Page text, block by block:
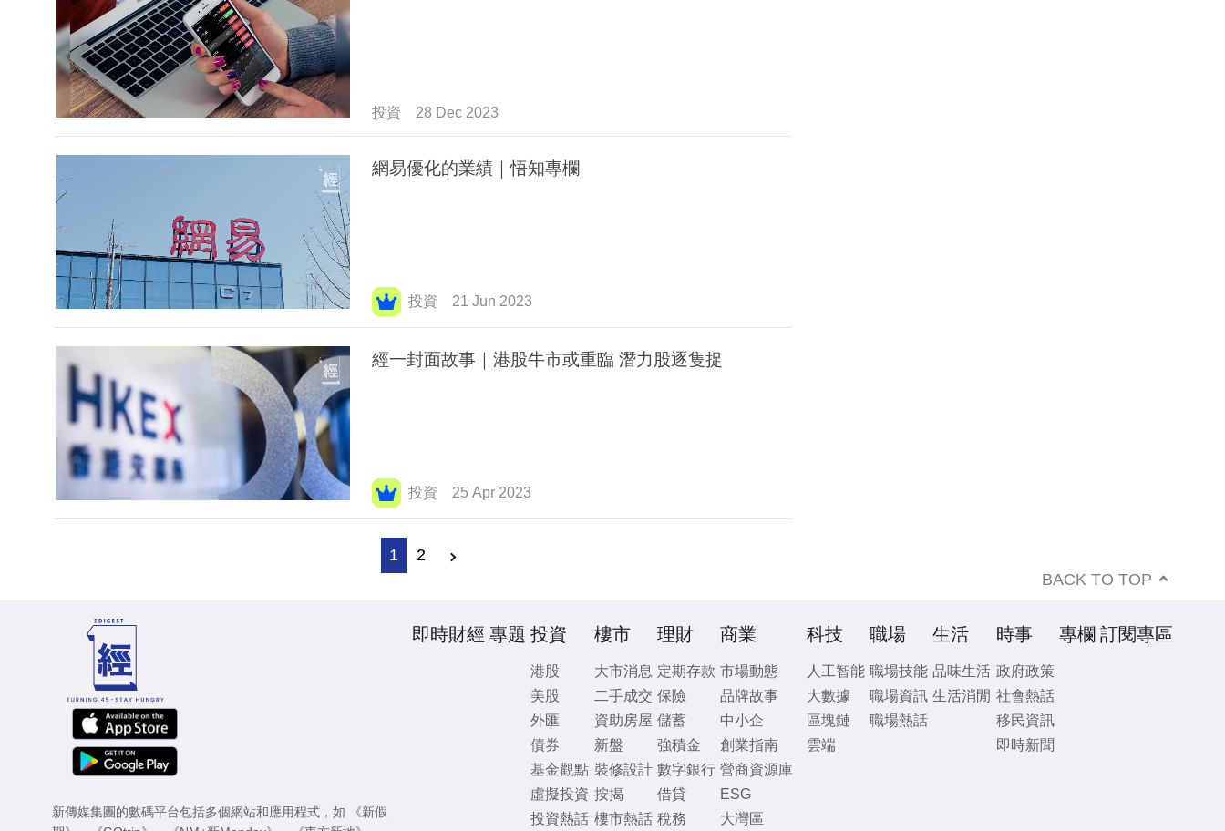
投資 28 Dec 2023
網易優化的業績｜悟知專欄
投資 21 Jun 2023
經一封面故事｜港股牛市或重臨 潛力股逐隻捉
投資 25 Apr 2023
1 2
BACK TO TOP
新傳媒集團的數碼平台包括多個網站和應用程式，如
《新假
即時財經 專題 投資
港股
美股
外匯
債券
基金觀點
虛擬投資
投資熱話
樓市
大市消息
二手成交
資助房屋
新盤
裝修設計
按揭
樓市熱話
理財
定期存款
保險
儲蓄
強積金
數字銀行
借貸
稅務
商業
市場動態
品牌故事
中小企
創業指南
營商資源庫
ESG
大灣區
科技
人工智能
大數據
區塊鏈
雲端
職場
職場技能
職場資訊
職場熱話
生活
品味生活
生活消閒
時事
政府政策
社會熱話
移民資訊
即時新聞
專欄 訂閱專區